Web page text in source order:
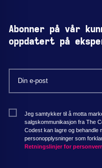
Abonner på vår
oppdatert på
Jeg samtykker til å motta
salgskommunikasjon fra The
Codest kan lagre og behandle
personopplysninger som
Retningslinjer for